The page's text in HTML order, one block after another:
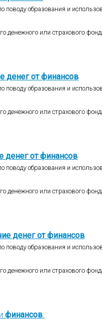
поводу образования и
денежного или страхового
денег от финансов
поводу образования и
денежного или страхового
денег от финансов
поводу образования и
денежного или страхового
денег от финансов
поводу образования и
денежного или страхового
финансов.